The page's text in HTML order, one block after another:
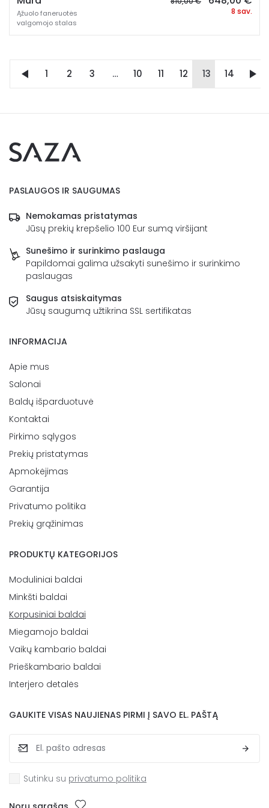
Ąžuolo faneruotės
valgomojo stalas
price8 sav.
1 2 3 … 10 11 12 13 14
PASLAUGOS IR SAUGUMAS
Nemokamas pristatymas
Jūsų prekių krepšelio 100 Eur sumą viršijant
Sunešimo ir surinkimo paslauga
Papildomai galima užsakyti sunešimo ir surinkimo
paslaugas
Saugus atsiskaitymas
Jūsų saugumą užtikrina SSL sertifikatas
INFORMACIJA
Apie mus
Salonai
Baldų išparduotuvė
Kontaktai
Pirkimo sąlygos
Prekių pristatymas
Apmokėjimas
Garantija
Privatumo politika
Prekių grąžinimas
PRODUKTŲ KATEGORIJOS
Moduliniai baldai
Minkšti baldai
Korpusiniai baldai
Miegamojo baldai
Vaikų kambario baldai
Prieškambario baldai
Interjero detalės
GAUKITE VISAS NAUJIENAS PIRMI Į SAVO EL. PAŠTĄ
Sutinku su privatumo politika